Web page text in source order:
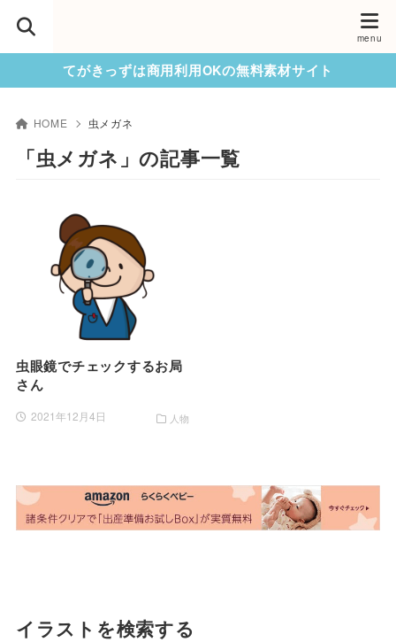
てがきっずは商用利用OKの無料素材サイト
HOME 虫メガネ
「虫メガネ」の記事一覧
虫眼鏡でチェックするお局
さん
2021年12月4日 人物
イラストを検索する